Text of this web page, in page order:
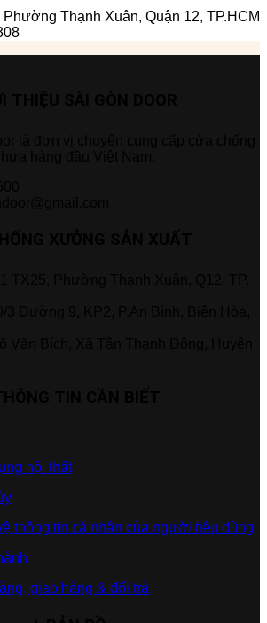
Phường Thạnh Xuân, Quận 12, TP.HCM
nội thất
thông tin cá nhân của người tiêu dùng
giao hàng & đổi trả